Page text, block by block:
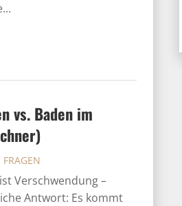
vs. Baden im
FRAGEN
Verschwendung –
Antwort: Es kommt